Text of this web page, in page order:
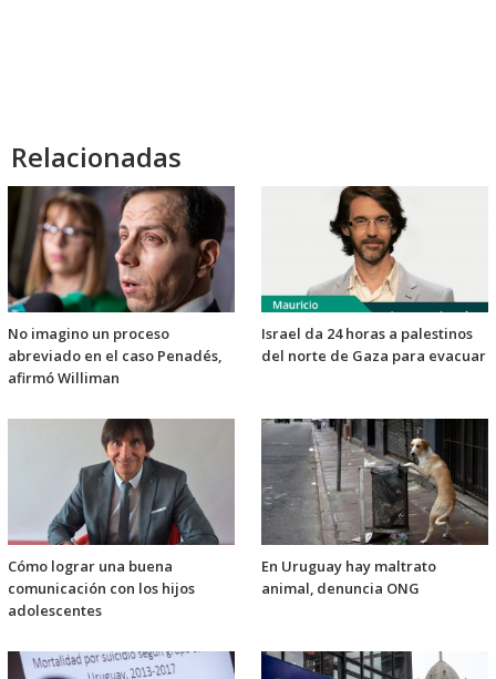
Relacionadas
No imagino un proceso
abreviado en el caso Penadés,
afirmó Williman
Israel da 24 horas a palestinos
del norte de Gaza para evacuar
Cómo lograr una buena
comunicación con los hijos
adolescentes
En Uruguay hay maltrato
animal, denuncia ONG